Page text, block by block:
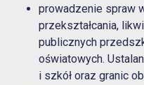
prowadzenie spraw
przekształcania,
publicznych
oświatowych.
i szkół oraz granic